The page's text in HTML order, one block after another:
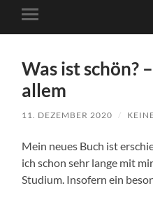
Mobile-
Menü
Was ist schön?
allem
11. DEZEMBER 2020 /
Mein neues Buch ist
ich schon sehr lange mit
Studium. Insofern ein